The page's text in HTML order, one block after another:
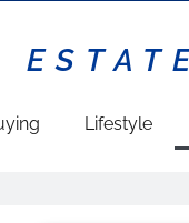
Lifestyle